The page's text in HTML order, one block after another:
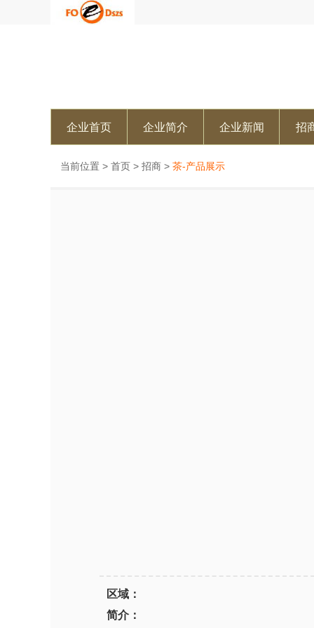
企业首页 企业简介 企业新闻 招
当前位置 > 首页 > 招商 > 茶-产品展示
区域：
简介：